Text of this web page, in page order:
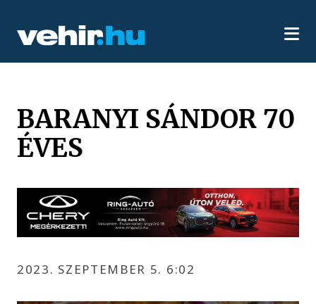
BARANYI SÁNDOR 70
ÉVES
2023. SZEPTEMBER 5. 6:02